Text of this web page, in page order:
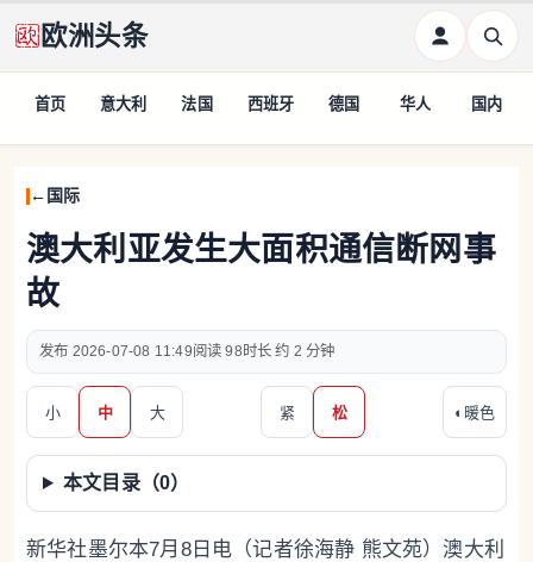
欧洲头条
首页 意大利 法国 西班牙 德国 华人 国内
国际
澳大利亚发生大面积通信断网事
故
2026-07-08 11:49 98 约 2 分钟
小 中 大 紧 松 ◐ 暖色
本文目录（0）
新华社墨尔本7月8日电（记者徐海静 熊文苑）澳大利